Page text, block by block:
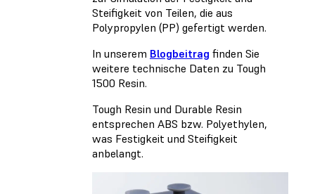
Steifigkeit von Teilen, die aus
Polypropylen (PP) gefertigt werden.
In unserem Blogbeitrag finden Sie
weitere technische Daten zu Tough
1500 Resin.
Tough Resin und Durable Resin
entsprechen ABS bzw. Polyethylen,
was Festigkeit und Steifigkeit
anbelangt.